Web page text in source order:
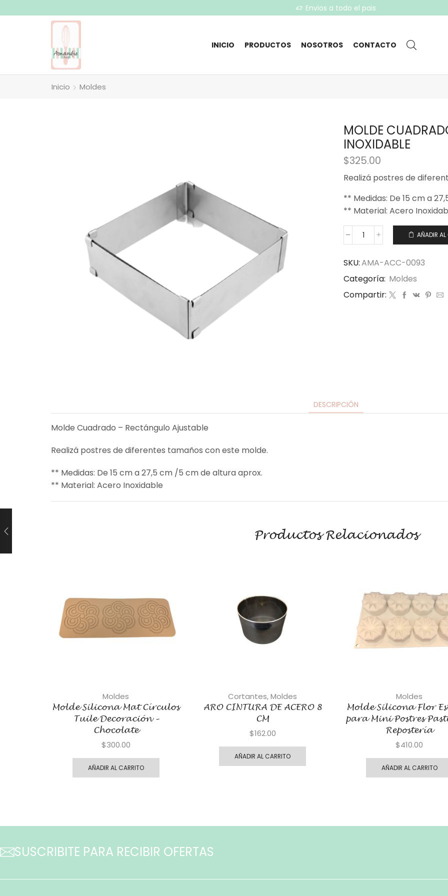
Envios a todo el pais
INICIO PRODUCTOS NOSOTROS CONTACTO
Inicio Moldes
MOLDE
INOXIDABLE
$325.00
Realizá postres de
** Medidas: De 15 cm a
** Material: Acero
AÑADIR
SKU:AMA-ACC-0093
Categoría: Moldes
Compartir:
DESCRIPCIÓN
Molde Cuadrado – Rectángulo Ajustable
Realizá postres de diferentes tamaños con este molde.
** Medidas: De 15 cm a 27,5 cm /5 cm de altura aprox.
** Material: Acero Inoxidable
Productos Relacionados
Moldes
Molde Silicona Mat Círculos
Tuile Decoración –
Chocolate
$300.00
AÑADIR AL CARRITO
Cortantes,Moldes
ARO CINTURA DE ACERO 8
CM
$162.00
AÑADIR AL CARRITO
Moldes
Molde Silicona Flor
para Mini Postres
Repostería
$410.00
AÑADIR AL CARRITO
SUSCRIBITE PARA RECIBIR OFERTAS